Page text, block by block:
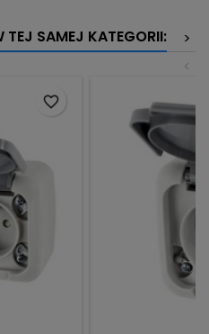
SAMEJ KATEGORII:
>
<
favorite_border